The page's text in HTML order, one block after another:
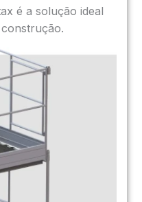
é a solução ideal